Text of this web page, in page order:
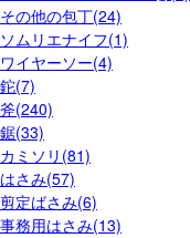
その他の包丁(24)
ソムリエナイフ(1)
ワイヤーソー(4)
鉈(7)
斧(240)
鋸(33)
カミソリ(81)
はさみ(57)
剪定ばさみ(6)
事務用はさみ(13)